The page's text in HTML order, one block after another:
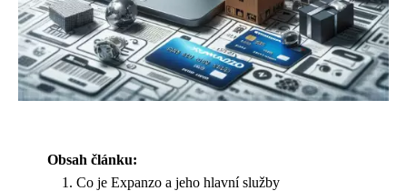
Obsah článku:
Co je Expanzo a jeho hlavní služby